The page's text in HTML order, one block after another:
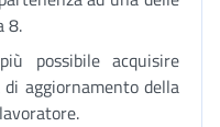
8.
possibile acquisire
aggiornamento della